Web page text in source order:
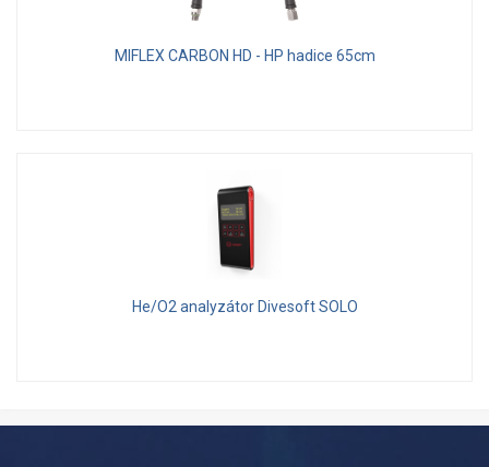
MIFLEX CARBON HD - HP hadice 65cm
He/O2 analyzátor Divesoft SOLO